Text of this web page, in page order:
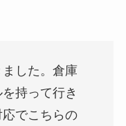
した。倉庫
持って行き
でこちらの